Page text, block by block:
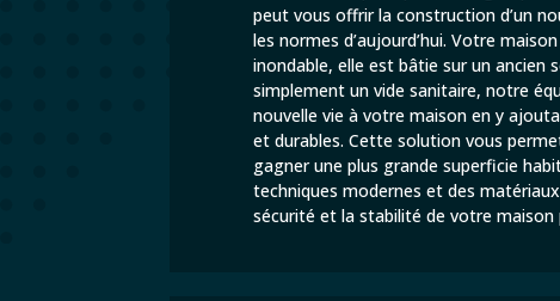
peut vous offrir la construction d’un
les normes d’aujourd’hui. Votre
inondable, elle est bâtie sur un ancien
simplement un vide sanitaire, notre
nouvelle vie à votre maison en y
et durables. Cette solution vous
gagner une plus grande superficie
techniques modernes et des
sécurité et la stabilité de votre maison